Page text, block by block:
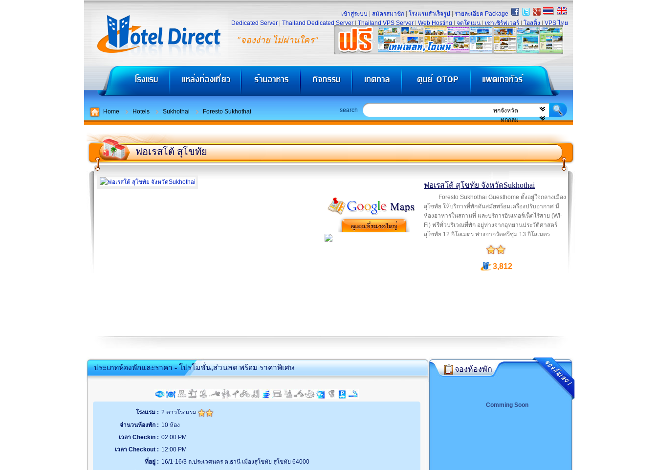
"จองง่าย ไม่ผ่านใคร"
เข้าสู่ระบบ สมัครสมาชิก โรงแรมสำเร็จรูป
รายละเอียด Package
Dedicated Server
Thailand Dedicated Server Thailand VPS Server Web Hosting จดโดเมน เช่าเซิร์ฟเวอร์ โฮสติ้ง VPS ไทย
Home Hotels Sukhothai Foresto Sukhothai search
ฟอเรสโต้ สุโขทัย
ฟอเรสโต้ สุโขทัย จังหวัดSukhothai
Foresto Sukhothai Guesthome ตั้งอยู่ใจกลางเมือง
สุโขทัย ให้บริการที่พักทันสมัยพร้อมเครื่องปรับอากาศ มี
ห้องอาหารในสถานที่ และบริการอินเทอร์เน็ตไร้สาย (Wi-
Fi) ฟรีทั่วบริเวณที่พัก อยู่ห่างจากอุทยานประวัติศาสตร์
สุโขทัย 12 กิโลเมตร ห่างจากวัดศรีชุม 13 กิโลเมตร
3,812
ประเภทห้องพักและราคา - โปรโมชั่น,ส่วนลด พร้อม ราคาพิเศษ
โรงแรม : 2 ดาวโรงแรม
จำนวนห้องพัก : 10 ห้อง
เวลา Checkin : 02:00 PM
เวลา Checkout : 12:00 PM
ที่อยู่ : 16/1-16/3 ถ.ประเวศนคร ต.ธานี เมืองสุโขทัย สุโขทัย 64000
จองห้องพัก
Comming Soon